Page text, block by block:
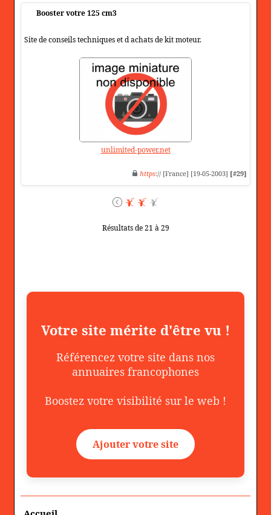
Booster votre 125 cm3
Site de conseils techniques et d achats de kit moteur.
unlimited-power.net
https:// [France] [19-05-2003] [#29]
Résultats de 21 à 29
Votre site mérite d'être vu !
Référencez votre site dans nos
annuaires francophones
Boostez votre visibilité sur le web !
Ajouter votre site